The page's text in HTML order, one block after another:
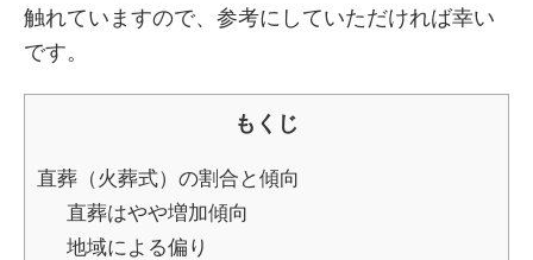
触れていますので、参考にしていただければ幸い
です。
もくじ
直葬（火葬式）の割合と傾向
直葬はやや増加傾向
地域による偏り